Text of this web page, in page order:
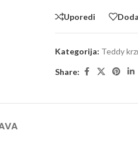
Uporedi
Kategorija: Teddy
Share: